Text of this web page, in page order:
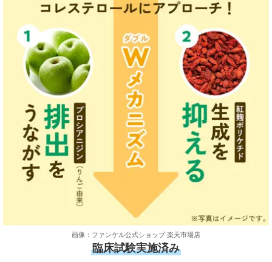
画像：ファンケル公式ショップ 楽天市場店
臨床試験実施済み